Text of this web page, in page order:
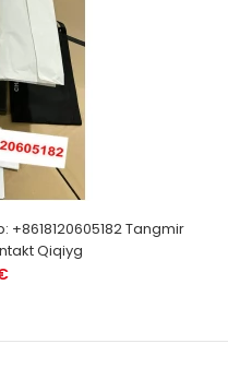
Tangmir
Qiqiyg